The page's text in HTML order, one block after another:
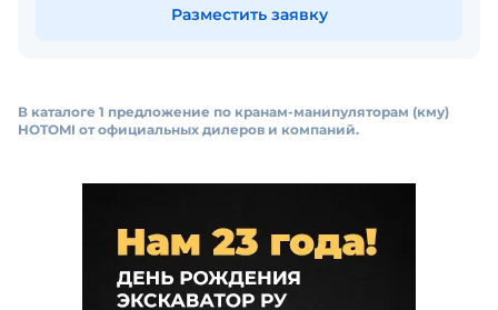
Разместить заявку
В каталоге 1 предложение по кранам-манипуляторам (кму)
HOTOMI от официальных дилеров и компаний.